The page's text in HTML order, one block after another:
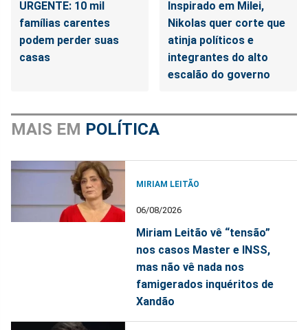
URGENTE: 10 mil
famílias carentes
podem perder suas
casas
Inspirado em Milei,
Nikolas quer corte que
atinja políticos e
integrantes do alto
escalão do governo
MAIS EM POLÍTICA
MIRIAM LEITÃO
06/08/2026
Miriam Leitão vê “tensão”
nos casos Master e INSS,
mas não vê nada nos
famigerados inquéritos de
Xandão